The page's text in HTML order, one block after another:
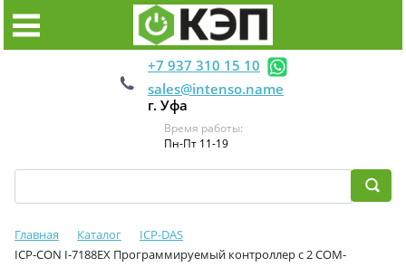
+7 937 310 15 10
sales@intenso.name
г. Уфа
Время работы:
Пн-Пт 11-19
Главная Каталог
ICP-DAS
ICP-CON I-7188EX Программируемый контроллер с 2 COM-